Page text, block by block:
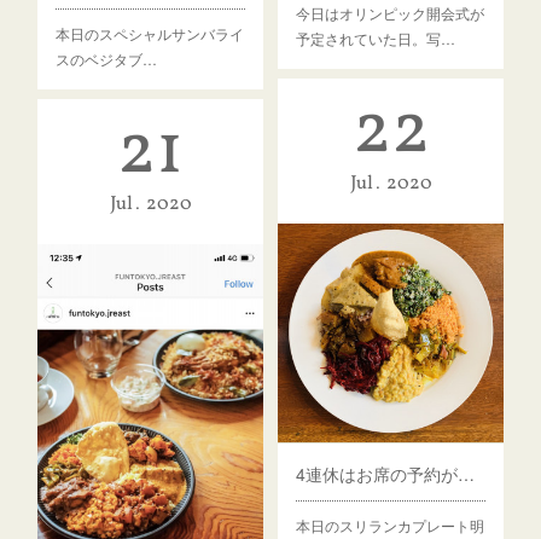
本日のスペシャル サンバライ
スのベジタブ…
今日はオリンピック開会式が
予定されていた日。写…
22
Jul 2020
4連休はお席の予約がおすすめです
本日のスリランカプレート 明
21
Jul 2020